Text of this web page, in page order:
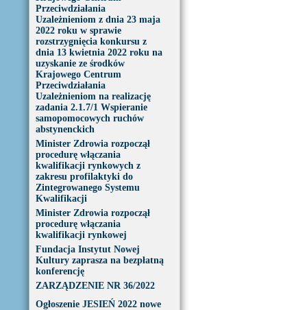
Przeciwdziałania
Uzależnieniom z dnia 23 maja
2022 roku w sprawie
rozstrzygnięcia konkursu z
dnia 13 kwietnia 2022 roku na
uzyskanie ze środków
Krajowego Centrum
Przeciwdziałania
Uzależnieniom na realizację
zadania 2.1.7/1 Wspieranie
samopomocowych ruchów
abstynenckich
Minister Zdrowia rozpoczął
procedurę włączania
kwalifikacji rynkowych z
zakresu profilaktyki do
Zintegrowanego Systemu
Kwalifikacji
Minister Zdrowia rozpoczął
procedurę włączania
kwalifikacji rynkowej
Fundacja Instytut Nowej
Kultury zaprasza na bezpłatną
konferencję
ZARZĄDZENIE NR 36/2022
Ogłoszenie JESIEŃ 2022 nowe